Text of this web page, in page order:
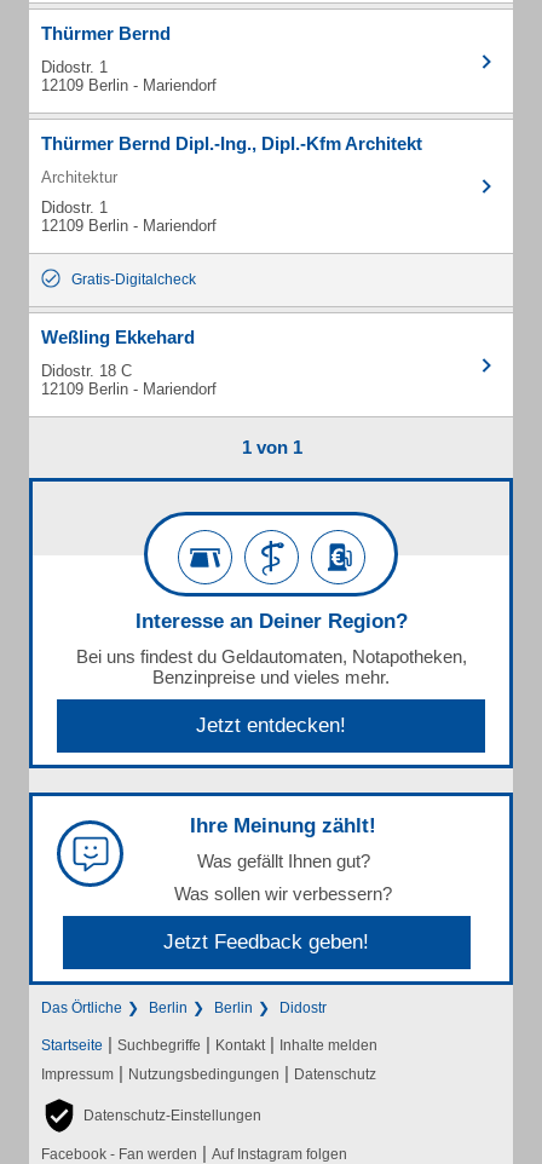
Thürmer Bernd
Didostr. 1
12109 Berlin - Mariendorf
Thürmer Bernd Dipl.-Ing., Dipl.-Kfm Architekt
Architektur
Didostr. 1
12109 Berlin - Mariendorf
Gratis-Digitalcheck
Weßling Ekkehard
Didostr. 18 C
12109 Berlin - Mariendorf
1 von 1
Interesse an Deiner Region?
Bei uns findest du Geldautomaten, Notapotheken,
Benzinpreise und vieles mehr.
Jetzt entdecken!
Ihre Meinung zählt!
Was gefällt Ihnen gut?
Was sollen wir verbessern?
Jetzt Feedback geben!
Das Örtliche Berlin Berlin Didostr
Startseite | Suchbegriffe | Kontakt | Inhalte melden
Impressum | Nutzungsbedingungen | Datenschutz
Datenschutz-Einstellungen
Facebook - Fan werden | Auf Instagram folgen